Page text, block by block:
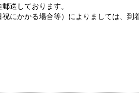
送しております。
にかかる場合等）によりましては、到